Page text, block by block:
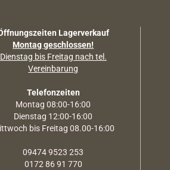
Lagerverkauf
Montag geschlossen!
Dienstag bis Freitag nach tel.
Vereinbarung
Telefonzeiten
Montag 08:00-16:00
Dienstag 12:00-16:00
bis Freitag 08.00-16:00
09474 9523 253
0172 86 91 770